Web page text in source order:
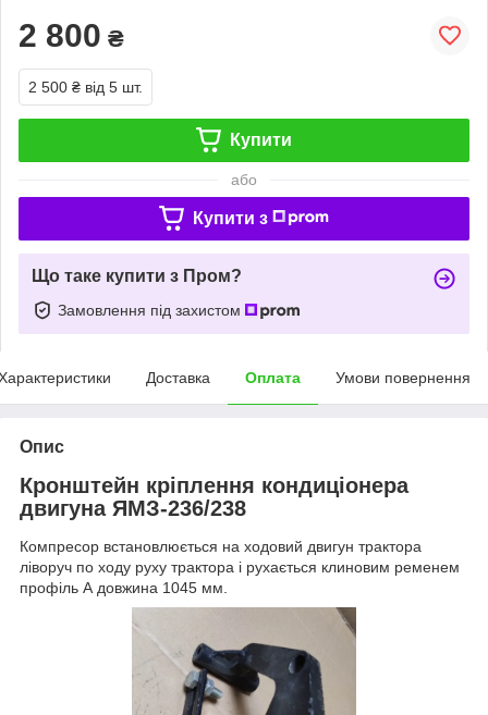
2 800 ₴
2 500 ₴ від 5 шт.
Купити
або
Купити з
Що таке купити з Пром?
Замовлення під захистом
Доставка Оплата Умови повернення
Опис
Кронштейн кріплення кондиціонера
двигуна ЯМЗ-236/238
Компресор встановлюється на ходовий двигун трактора
ліворуч по ходу руху трактора і рухається клиновим ременем
профіль А довжина 1045 мм.